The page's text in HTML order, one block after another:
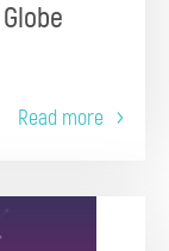
Read more